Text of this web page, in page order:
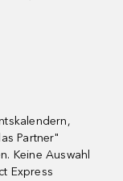
Partner"
Keine Auswahl
Express